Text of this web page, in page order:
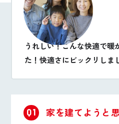
うれしい！こんな快適で暖
た！快適さにビックリしま
Q1 家を建てようと